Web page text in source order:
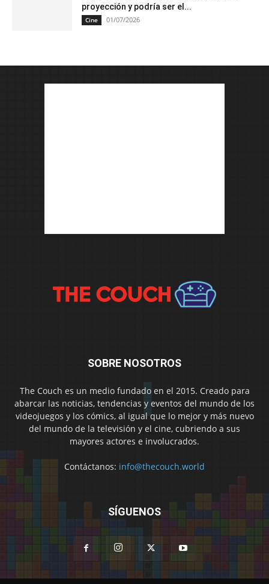
proyección y podría ser el...
Cine 01/07/2026
SOBRE NOSOTROS
The Couch es un medio fundado en el 2015. Creado para
abarcar las noticias, tendencias y eventos del mundo de los
videojuegos y los cómics, al igual que lo mejor y más nuevo
del mundo de la televisión y el cine, cubriendo a sus
mayores actores e involucrados.
Contáctanos: info@thecouch.world
SÍGUENOS